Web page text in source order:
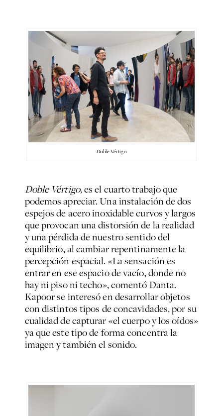
Doble Vértigo
Doble Vértigo,es el cuarto trabajo que
podemos apreciar. Una instalación de dos
espejos de acero inoxidable curvos y largos
que provocan una distorsión de la realidad
y una pérdida de nuestro sentido del
equilibrio, al cambiar repentinamente la
percepción espacial. «La sensación es
entrar en ese espacio de vacío, donde no
hay ni piso ni techo», comentó Danta.
Kapoor se interesó en desarrollar objetos
con distintos tipos de concavidades, por su
cualidad de capturar «el cuerpo y los oídos»
ya que este tipo de forma concentra la
imagen y también el sonido.